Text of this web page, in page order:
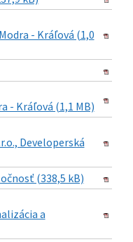
- Kráľová (1,0
- Kráľová (1,1 MB)
Developerská
(338,5 kB)
a